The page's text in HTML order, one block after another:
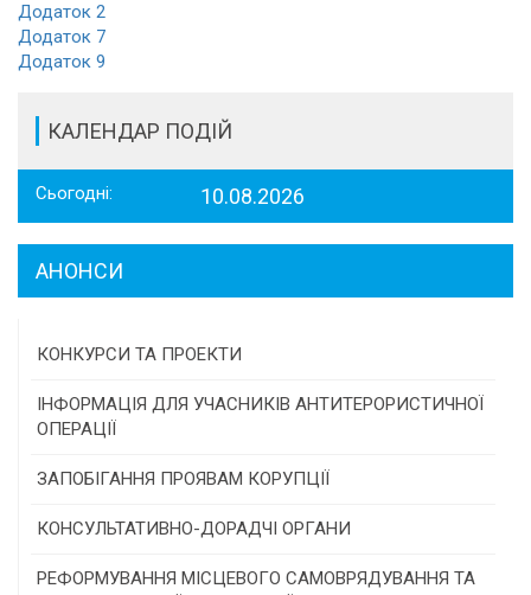
Додаток 2
Додаток 7
Додаток 9
КАЛЕНДАР ПОДІЙ
Сьогодні: 10.08.2026
АНОНСИ
КОНКУРСИ ТА ПРОЕКТИ
Конкурс проектів та програм місцевого
самоврядування
Конкурс інститутів громадянського суспільства
Програми/конкурси МТД
ІНФОРМАЦІЯ ДЛЯ УЧАСНИКІВ АНТИТЕРОРИСТИЧНОЇ
ОПЕРАЦІЇ
ЗАПОБІГАННЯ ПРОЯВАМ КОРУПЦІЇ
КОНСУЛЬТАТИВНО-ДОРАДЧІ ОРГАНИ
Консультативна рада
РЕФОРМУВАННЯ МІСЦЕВОГО САМОВРЯДУВАННЯ ТА